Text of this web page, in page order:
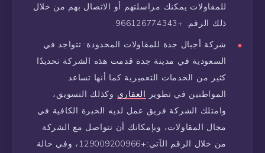
للمقاولات يمكنك مراسلتهم أو الاتصال بهم من خلال
ذلك الرقم: +966126774343.
شركة أجيال جدة للمقاولات المحدودة: تتواجد في
السعودية في مدينة جدة قدمت هذه الشركة تحديدًا
كثير من الخدمات التعميرية كما أنها تساعد
المواطنين في تطوير العقاري وكذلك التسويق،
وامتلك الشركة فريق عمل لديه الخبرة الكافية في
مجال المقاولات، وبإمكانك أن تتواصل مع الشركة
من خلال الرقم الآتي:+129009200966، وفي حالة